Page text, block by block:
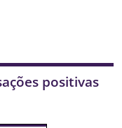
positivas